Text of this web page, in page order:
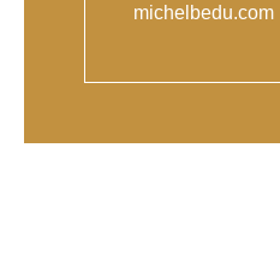
michelbedu.com